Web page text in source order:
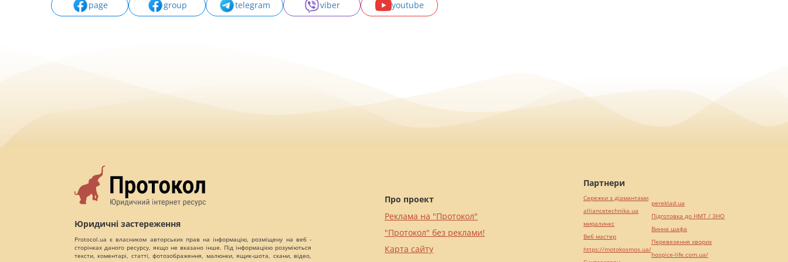
page group telegram viber youtube
Юридичні застереження
Protocol.ua є власником авторських прав на інформацію, розміщену на веб -
сторінках даного ресурсу, якщо не вказано інше. Під інформацією розуміються
тексти, коментарі, статті, фотозображення, малюнки, ящик-шота, скани, відео,
Про проект
Реклама на "Протокол"
"Протокол" без реклами!
Карта сайту
Партнери
Сережки з діамантами
alliancetechnika.ua
миралинкс
Веб мастер
https://motokosmos.ua/
pereklad.ua
Підготовка до НМТ / ЗНО
Винна шафа
Перевезення хворих
hospice-life.com.ua/